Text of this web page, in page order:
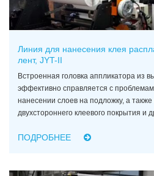
Линия для нанесения клея
лент, JYT-II
Встроенная головка аппликатора из
эффективно справляется с
нанесении слоев на подложку, а
двухстороннего клеевого покрытия и
ПОДРОБНЕЕ